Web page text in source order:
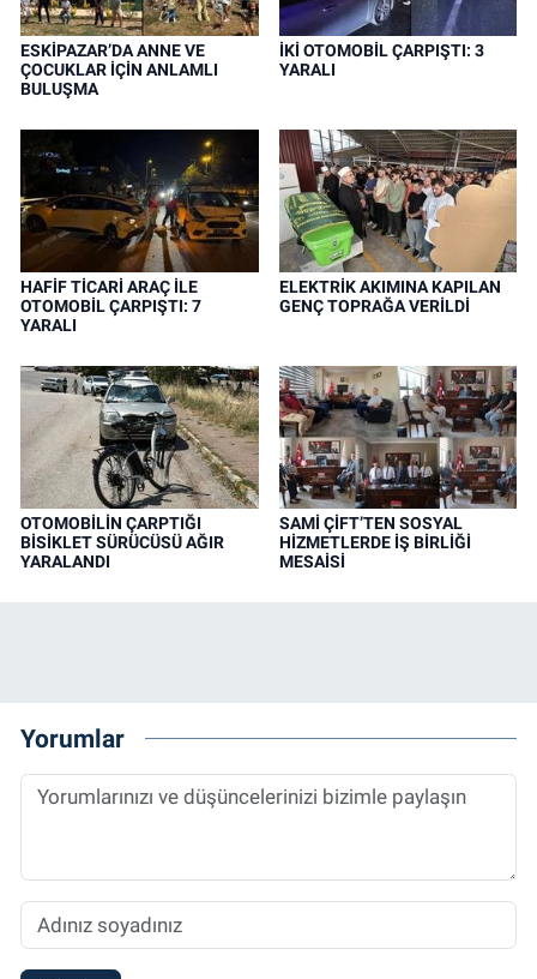
ESKİPAZAR’DA ANNE VE
ÇOCUKLAR İÇİN ANLAMLI
BULUŞMA
İKİ OTOMOBİL ÇARPIŞTI: 3
YARALI
HAFİF TİCARİ ARAÇ İLE
OTOMOBİL ÇARPIŞTI: 7
YARALI
ELEKTRİK AKIMINA KAPILAN
GENÇ TOPRAĞA VERİLDİ
OTOMOBİLİN ÇARPTIĞI
BİSİKLET SÜRÜCÜSÜ AĞIR
YARALANDI
SAMİ ÇİFT’TEN SOSYAL
HİZMETLERDE İŞ BİRLİĞİ
MESAİSİ
Yorumlar